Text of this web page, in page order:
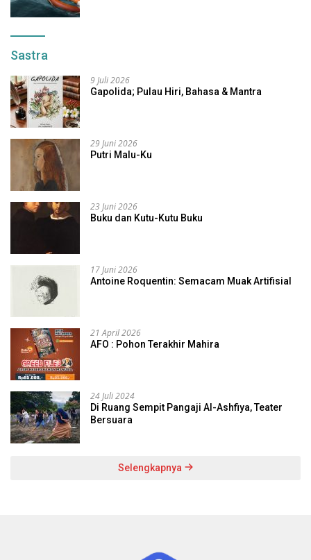
Sastra
9 Juli 2026
Gapolida; Pulau Hiri, Bahasa & Mantra
29 Juni 2026
Putri Malu-Ku
23 Juni 2026
Buku dan Kutu-Kutu Buku
17 Juni 2026
Antoine Roquentin: Semacam Muak Artifisial
21 April 2026
AFO : Pohon Terakhir Mahira
24 Juli 2024
Di Ruang Sempit Pangaji Al-Ashfiya, Teater
Bersuara
Selengkapnya